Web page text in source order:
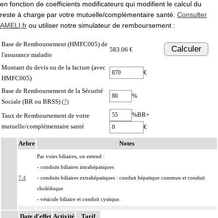
en fonction de coefficients modificateurs qui modifient le calcul du
reste à charge par votre mutuelle/complémentaire santé. Consulter
AMELI.fr ou utiliser notre simulateur de remboursement :
Base de Remboursement (HMFC005) de
l'assurance maladie
583.06 € Calculer
Montant du devis ou de la facture (avec
HMFC005)
€
Base de Remboursement de la Sécurité
Sociale (BR ou BRSS) (?)
%
Taux de Remboursement de votre
mutuelle/complémentaire santé
%BR+
€
Arbre Notes
7.4
Par voies biliaires, on entend :
- conduits biliaires intrahépatiques
- conduits biliaires extrahépatiques : conduit hépatique commun et conduit
cholédoque
- vésicule biliaire et conduit cystique.
Par voie biliaire principale, on entend :
Date d'effet Activité
Tarif